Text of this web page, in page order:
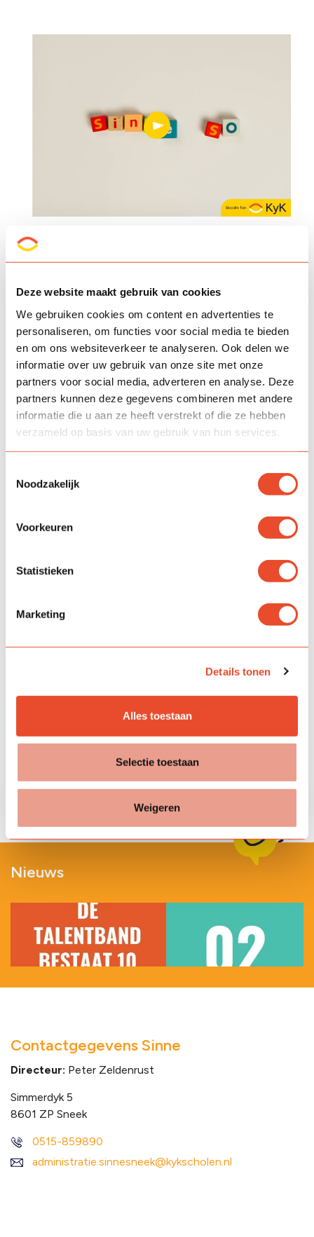
Deze website maakt gebruik van cookies
We gebruiken cookies om content en advertenties te
personaliseren, om functies voor social media te bieden
en om ons websiteverkeer te analyseren. Ook delen we
informatie over uw gebruik van onze site met onze
partners voor social media, adverteren en analyse. Deze
partners kunnen deze gegevens combineren met andere
informatie die u aan ze heeft verstrekt of die ze hebben
verzameld op basis van uw gebruik van hun services.
Noodzakelijk
Voorkeuren
Statistieken
Marketing
Details tonen
Alles toestaan
Selectie toestaan
Weigeren
VSO
schoolse vaardigheden en praktijk wordt steeds
vaardigheden worden in de stamgroepen aangeboden.
sectoren:
Ambachtelijk werk, Groen, Consumptief,
Dienstverlening en Techniek.
De VSO leerlingen die onderwijs volgen in de
uitstroomprofielen Dagbesteding en Arbeid hebben het
schooldiploma.
Nieuws
Talentband
Lees bericht
Contactgegevens Sinne
Directeur: Peter Zeldenrust
Simmerdyk 5
8601 ZP Sneek
0515-859890
administratie.sinnesneek@kykscholen.nl